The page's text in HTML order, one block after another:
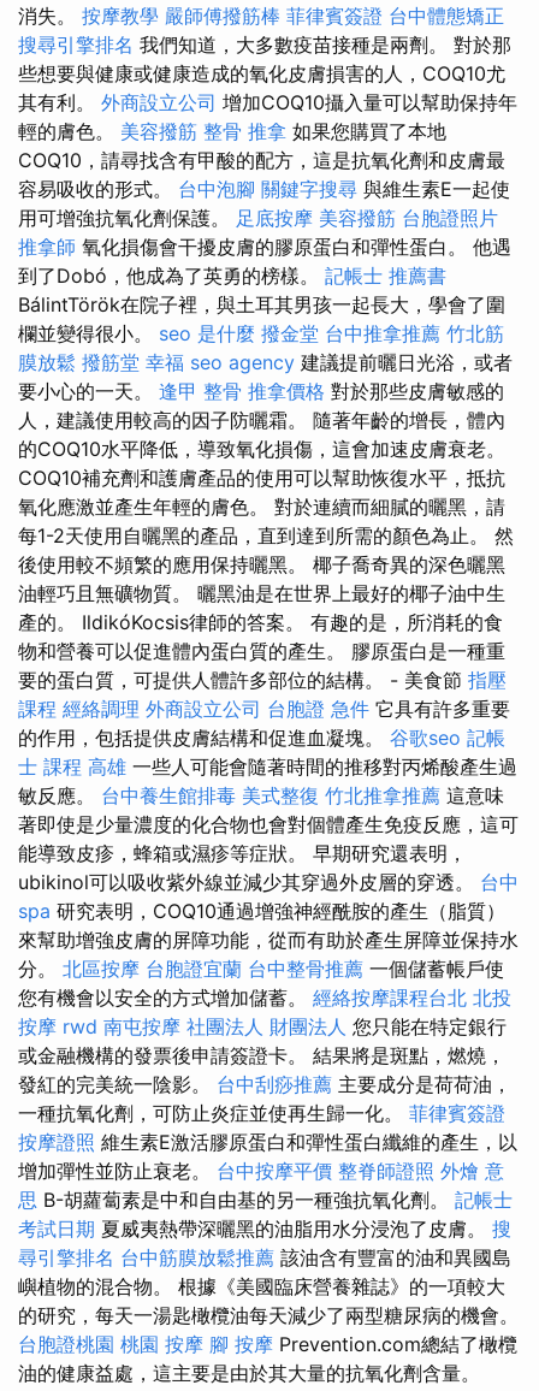
消失。 按摩教學 嚴師傅撥筋棒 菲律賓簽證 台中體態矯正
搜尋引擎排名 我們知道，大多數疫苗接種是兩劑。 對於那
些想要與健康或健康造成的氧化皮膚損害的人，COQ10尤
其有利。 外商設立公司 增加COQ10攝入量可以幫助保持年
輕的膚色。 美容撥筋 整骨 推拿 如果您購買了本地
COQ10，請尋找含有甲酸的配方，這是抗氧化劑和皮膚最
容易吸收的形式。 台中泡腳 關鍵字搜尋 與維生素E一起使
用可增強抗氧化劑保護。 足底按摩 美容撥筋 台胞證照片
推拿師 氧化損傷會干擾皮膚的膠原蛋白和彈性蛋白。 他遇
到了Dobó，他成為了英勇的榜樣。 記帳士 推薦書
BálintTörök在院子裡，與土耳其男孩一起長大，學會了圍
欄並變得很小。 seo 是什麼 撥金堂 台中推拿推薦 竹北筋
膜放鬆 撥筋堂 幸福 seo agency 建議提前曬日光浴，或者
要小心的一天。 逢甲 整骨 推拿價格 對於那些皮膚敏感的
人，建議使用較高的因子防曬霜。 隨著年齡的增長，體內
的COQ10水平降低，導致氧化損傷，這會加速皮膚衰老。
COQ10補充劑和護膚產品的使用可以幫助恢復水平，抵抗
氧化應激並產生年輕的膚色。 對於連續而細膩的曬黑，請
每1-2天使用自曬黑的產品，直到達到所需的顏色為止。 然
後使用較不頻繁的應用保持曬黑。 椰子喬奇異的深色曬黑
油輕巧且無礦物質。 曬黑油是在世界上最好的椰子油中生
產的。 IldikóKocsis律師的答案。 有趣的是，所消耗的食
物和營養可以促進體內蛋白質的產生。 膠原蛋白是一種重
要的蛋白質，可提供人體許多部位的結構。 - 美食節 指壓
課程 經絡調理 外商設立公司 台胞證 急件 它具有許多重要
的作用，包括提供皮膚結構和促進血凝塊。 谷歌seo 記帳
士 課程 高雄 一些人可能會隨著時間的推移對丙烯酸產生過
敏反應。 台中養生館排毒 美式整復 竹北推拿推薦 這意味
著即使是少量濃度的化合物也會對個體產生免疫反應，這可
能導致皮疹，蜂箱或濕疹等症狀。 早期研究還表明，
ubikinol可以吸收紫外線並減少其穿過外皮層的穿透。 台中
spa 研究表明，COQ10通過增強神經酰胺的產生（脂質）
來幫助增強皮膚的屏障功能，從而有助於產生屏障並保持水
分。 北區按摩 台胞證宜蘭 台中整骨推薦 一個儲蓄帳戶使
您有機會以安全的方式增加儲蓄。 經絡按摩課程台北 北投
按摩 rwd 南屯按摩 社團法人 財團法人 您只能在特定銀行
或金融機構的發票後申請簽證卡。 結果將是斑點，燃燒，
發紅的完美統一陰影。 台中刮痧推薦 主要成分是荷荷油，
一種抗氧化劑，可防止炎症並使再生歸一化。 菲律賓簽證
按摩證照 維生素E激活膠原蛋白和彈性蛋白纖維的產生，以
增加彈性並防止衰老。 台中按摩平價 整脊師證照 外燴 意
思 Β-胡蘿蔔素是中和自由基的另一種強抗氧化劑。 記帳士
考試日期 夏威夷熱帶深曬黑的油脂用水分浸泡了皮膚。 搜
尋引擎排名 台中筋膜放鬆推薦 該油含有豐富的油和異國島
嶼植物的混合物。 根據《美國臨床營養雜誌》的一項較大
的研究，每天一湯匙橄欖油每天減少了兩型糖尿病的機會。
台胞證桃園 桃園 按摩 腳 按摩 Prevention.com總結了橄欖
油的健康益處，這主要是由於其大量的抗氧化劑含量。